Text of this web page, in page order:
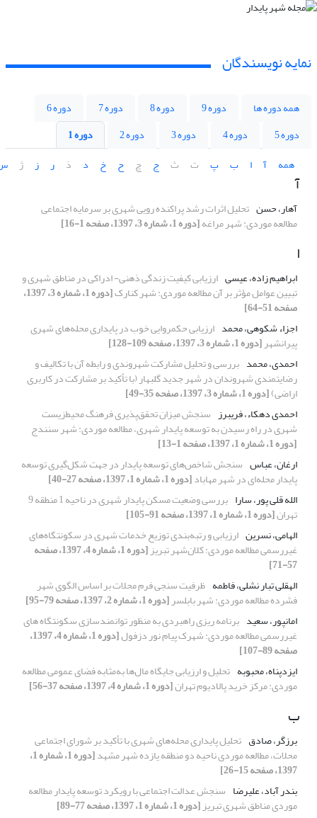
نمایه نویسندگان
همه دوره ها دوره 9 دوره 8 دوره 7
دوره 6
دوره 5
دوره 4 دوره 3 دوره 2
دوره 1
همه
آ ا ب پ ت ث ج چ ح خ د ذ ر ز ژ
آ
آهار، حسن تحلیل اثرات رشد پراکنده رویی شهری بر سرمایه اجتماعی
مطالعه موردی: شهر مراغه[دوره 1، شماره 3، 1397، صفحه 1-16]
ا
ابراهیم زاده، عیسی ارزیابی کیفیت زندگی ذهنی- ادراکی در مناطق شهری و
تبیین عوامل مؤثر بر آن مطالعه موردی: شهر کنارک [دوره 1، شماره 3، 1397،
صفحه 51-64]
اجزاء شکوهی، محمد ارزیابی حکمروایی خوب در پایداری محله‌های شهری
پیرانشهر[دوره 1، شماره 3، 1397، صفحه 109-128]
احمدی، محمد بررسی و تحلیل مشارکت شهروندی و رابطه آن با تکالیف و
رضایتمندی شهروندان در شهر جدید گلبهار (با تأکید بر مشارکت در کاربری
اراضی)[دوره 1، شماره 3، 1397، صفحه 35-49]
احمدی دهکاء، فریبرز سنجش میزان تحقق‌پذیری فرهنگ محیط‌زیست
شهری در راه رسیدن به توسعه پایدار شهری، مطالعه موردی: شهر سنندج
[دوره 1، شماره 1، 1397، صفحه 1-13]
ارغان، عباس سنجش شاخص‌های توسعه پایدار در جهت شکل‌گیری توسعه
پایدار محله‌ای در شهر مهاباد[دوره 1، شماره 1، 1397، صفحه 27-40]
الله قلی پور، سارا
بررسی وضعیت مسکن پایدار شهری در ناحیه 1 منطقه 9
تهران[دوره 1، شماره 1، 1397، صفحه 91-105]
الهامی، نسرین ارزیابی و رتبه‌بندی توزیع خدمات شهری در سکونتگاه‌های
غیررسمی مطالعه موردی: کلان‌شهر تبریز [دوره 1، شماره 4، 1397، صفحه
57-71]
الهقلی تبار نشلی، فاطمه ظرفیت سنجی فرم محلات بر اساس الگوی شهر
فشرده مطالعه موردی: شهر بابلسر[دوره 1، شماره 2، 1397، صفحه 79-95]
امانپور، سعید برنامه ریزی راهبردی به منظور توانمندسازی سکونتگاه های
غیررسمی مطالعه موردی: شهرک پیام نور دزفول [دوره 1، شماره 4، 1397،
صفحه 89-107]
ایزدپناه، محبوبه تحلیل و ارزیابی جایگاه مال‌ها به‌مثابه فضای عمومی مطالعه
موردی: مرکز خرید پالادیوم تهران[دوره 1، شماره 4، 1397، صفحه 37-56]
ب
برزگر، صادق تحلیل پایداری محله‌های شهری با تأکید بر شورای اجتماعی
محلات، مطالعه موردی ناحیه دو منطقه یازده شهر مشهد [دوره 1، شماره 1،
1397، صفحه 15-26]
بندر آباد، علیرضا سنجش عدالت اجتماعی با رویکرد توسعه پایدار مطالعه
موردی مناطق شهری تبریز[دوره 1، شماره 1، 1397، صفحه 77-89]